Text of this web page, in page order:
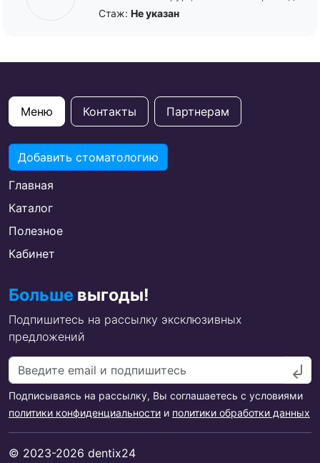
Стаж: Не указан
Меню Контакты Партнерам
Добавить стоматологию
Главная
Каталог
Полезное
Кабинет
Больше выгоды!
Подпишитесь на рассылку эксклюзивных
предложений
Подписываясь на рассылку, Вы соглашаетесь с условиями
политики конфиденциальности и политики обработки данных
© 2023-2026 dentix24